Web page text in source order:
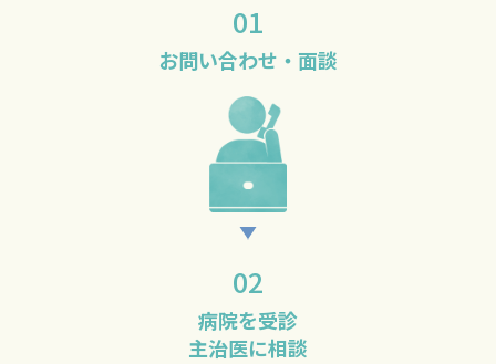
01
お問い合わせ・ 面談
02
病院を受診
主治医に相談